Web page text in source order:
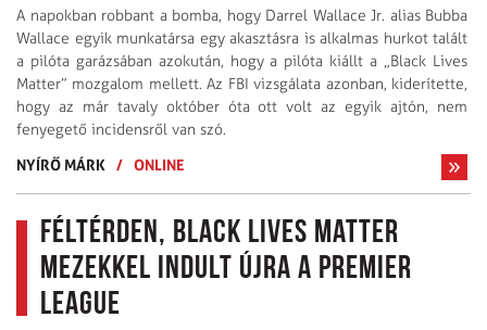
A napokban robbant a bomba, hogy Darrel Wallace Jr. alias Bubba
Wallace egyik munkatársa egy akasztásra is alkalmas hurkot talált
a pilóta garázsában azokután, hogy a pilóta kiállt a „Black Lives
Matter” mozgalom mellett. Az FBI vizsgálata azonban, kiderítette,
hogy az már tavaly október óta ott volt az egyik ajtón, nem
fenyegető incidensről van szó.
NYÍRŐ MÁRK
/ ONLINE
Féltérden, Black Lives Matter
mezekkel indult újra a Premier
League